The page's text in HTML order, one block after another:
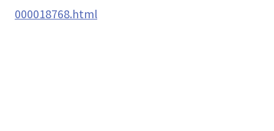
000018768.html